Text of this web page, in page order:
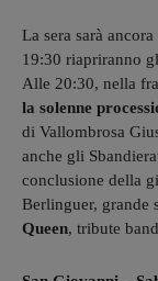
La sera sarà
19:30 riapriranno
Alle 20:30, nella
la solenne
di Vallombrosa
anche gli
conclusione della
Berlinguer, grande
Queen, tribute